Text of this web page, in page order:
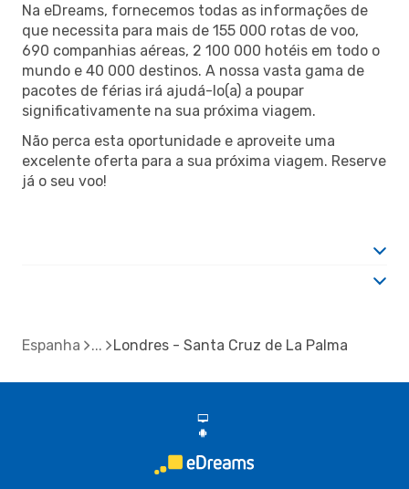
Na eDreams, fornecemos todas as informações de
que necessita para mais de 155 000 rotas de voo,
690 companhias aéreas, 2 100 000 hotéis em todo o
mundo e 40 000 destinos. A nossa vasta gama de
pacotes de férias irá ajudá-lo(a) a poupar
significativamente na sua próxima viagem.
Não perca esta oportunidade e aproveite uma
excelente oferta para a sua próxima viagem. Reserve
já o seu voo!
Espanha Londres - Santa Cruz de La Palma
d
A